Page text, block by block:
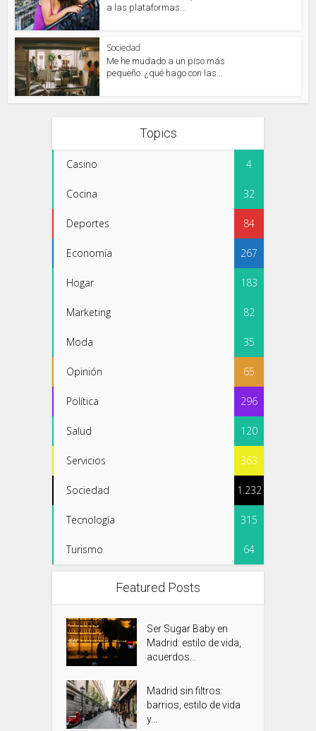
a las plataformas...
Sociedad
Me he mudado a un piso más
pequeño: ¿qué hago con las...
Topics
Casino 4
Cocina 32
Deportes 84
Economía 267
Hogar 183
Marketing 82
Moda 35
Opinión 65
Política 296
Salud 120
Servicios 363
Sociedad 1.232
Tecnología 315
Turismo 64
Featured Posts
Ser Sugar Baby en
Madrid: estilo de vida,
acuerdos...
Madrid sin filtros:
barrios, estilo de vida
y...